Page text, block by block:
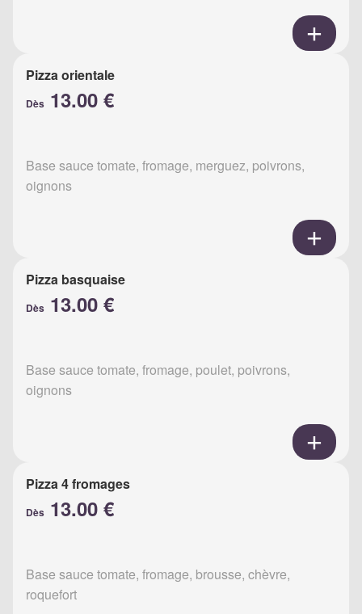
Pizza orientale
Dès 13.00 €
Base sauce tomate, fromage, merguez, poivrons,
oignons
Pizza basquaise
Dès 13.00 €
Base sauce tomate, fromage, poulet, poivrons,
oignons
Pizza 4 fromages
Dès 13.00 €
Base sauce tomate, fromage, brousse, chèvre,
roquefort